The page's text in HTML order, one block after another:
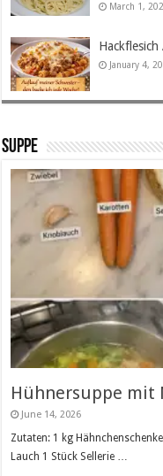
March 1,
January 4,
SUPPE
Hühnersuppe mit
June 14, 2026
Zutaten: 1 kg
Lauch 1 Stück Sellerie …